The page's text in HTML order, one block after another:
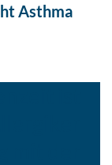
Asthma